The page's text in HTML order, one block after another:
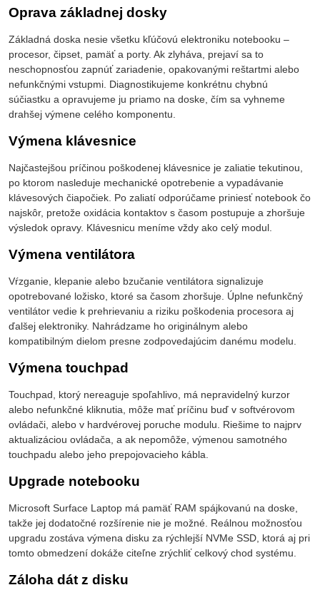
Oprava základnej dosky
Základná doska nesie všetku kľúčovú elektroniku notebooku –
procesor, čipset, pamäť a porty. Ak zlyháva, prejaví sa to
neschopnosťou zapnúť zariadenie, opakovanými reštartmi alebo
nefunkčnými vstupmi. Diagnostikujeme konkrétnu chybnú
súčiastku a opravujeme ju priamo na doske, čím sa vyhneme
drahšej výmene celého komponentu.
Výmena klávesnice
Najčastejšou príčinou poškodenej klávesnice je zaliatie tekutinou,
po ktorom nasleduje mechanické opotrebenie a vypadávanie
klávesových čiapočiek. Po zaliatí odporúčame priniesť notebook čo
najskôr, pretože oxidácia kontaktov s časom postupuje a zhoršuje
výsledok opravy. Klávesnicu meníme vždy ako celý modul.
Výmena ventilátora
Vŕzganie, klepanie alebo bzučanie ventilátora signalizuje
opotrebované ložisko, ktoré sa časom zhoršuje. Úplne nefunkčný
ventilátor vedie k prehrievaniu a riziku poškodenia procesora aj
ďalšej elektroniky. Nahrádzame ho originálnym alebo
kompatibilným dielom presne zodpovedajúcim danému modelu.
Výmena touchpad
Touchpad, ktorý nereaguje spoľahlivo, má nepravidelný kurzor
alebo nefunkčné kliknutia, môže mať príčinu buď v softvérovom
ovládači, alebo v hardvérovej poruche modulu. Riešime to najprv
aktualizáciou ovládača, a ak nepomôže, výmenou samotného
touchpadu alebo jeho prepojovacieho kábla.
Upgrade notebooku
Microsoft Surface Laptop má pamäť RAM spájkovanú na doske,
takže jej dodatočné rozšírenie nie je možné. Reálnou možnosťou
upgradu zostáva výmena disku za rýchlejší NVMe SSD, ktorá aj pri
tomto obmedzení dokáže citeľne zrýchliť celkový chod systému.
Záloha dát z disku